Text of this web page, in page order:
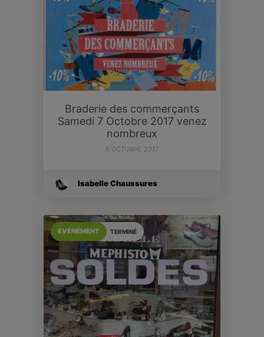
Braderie des commerçants
Samedi 7 Octobre 2017 venez
nombreux
6 OCTOBRE 2017
Isabelle Chaussures
TERMINÉ
EVÉNÉMENT